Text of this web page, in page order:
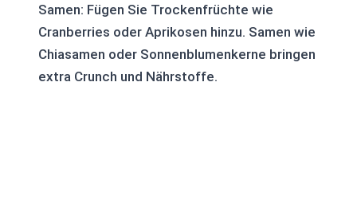
Samen: Fügen Sie Trockenfrüchte wie
Cranberries oder Aprikosen hinzu. Samen wie
Chiasamen oder Sonnenblumenkerne bringen
extra Crunch und Nährstoffe.